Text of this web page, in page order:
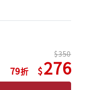
79
350
276